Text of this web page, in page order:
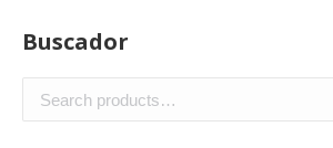
Buscador